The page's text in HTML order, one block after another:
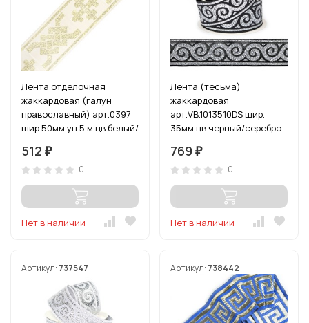
Лента отделочная
жаккардовая (галун
православный) арт.0397
шир.50мм уп.5 м цв.белый/
512 ₽
0
Нет в наличии
Лента (тесьма)
жаккардовая
арт.VB.1013510DS шир.
35мм цв.черный/серебро
769 ₽
0
Нет в наличии
Артикул: 737547 Артикул: 738442